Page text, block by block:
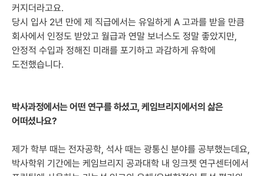
커지더라고요.
당시 입사 2년 만에 제 직급에서는 유일하게 A 고과를 받을 만큼
회사에서 인정도 받았고 월급과 연말 보너스도 정말 좋았지만,
안정적 수입과 정해진 미래를 포기하고 과감하게 유학에
도전했습니다.
박사과정에서는 어떤 연구를 하셨고, 케임브리지에서의 삶은
어떠셨나요?
제가 학부 때는 전자공학, 석사 때는 광통신 분야를 공부했는데요,
박사학위 기간에는 케임브리지 공과대학 내 잉크젯 연구센터에서